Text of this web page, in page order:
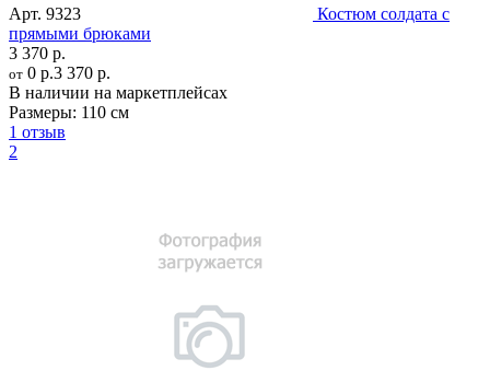
Арт. 9323
Костюм солдата с
прямыми брюками
3 370 р.
от 0 р.3 370 р.
В наличии на маркетплейсах
Размеры: 110 см
1 отзыв
2